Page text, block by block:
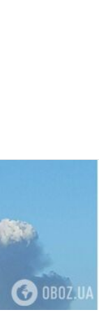
и в
детали
станцию